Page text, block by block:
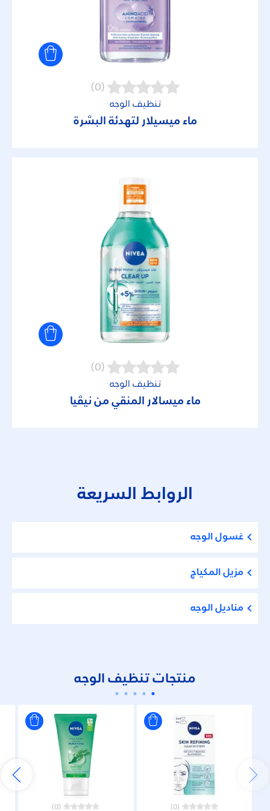
(0)
تنظيف الوجه
ماء ميسيلار لتهدئة البشرة
(0)
تنظيف الوجه
ماء ميسالار المنقي من نيڤيا
الروابط السريعة
غسول الوجه
مزيل المكياج
مناديل الوجه
منتجات تنظيف الوجه
(0)
(0)